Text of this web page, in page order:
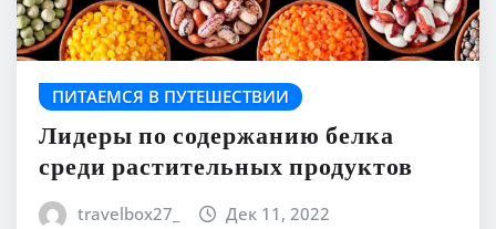
ПИТАЕМСЯ В ПУТЕШЕСТВИИ
Лидеры по содержанию белка
среди растительных продуктов
travelbox27_ Дек 11, 2022